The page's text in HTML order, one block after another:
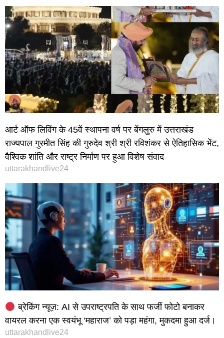
आर्ट ऑफ लिविंग के 45वें स्थापना वर्ष पर बेंगलुरु में उत्तराखंड
राज्यपाल गुरमीत सिंह की गुरुदेव श्री श्री रविशंकर से ऐतिहासिक भेंट,
वैश्विक शांति और राष्ट्र निर्माण पर हुआ विशेष संवाद
uttarakhandlive24
ब्रेकिंग न्यूज़: AI से उपराष्ट्रपति के साथ फर्जी फोटो बनाकर
वायरल करना एक स्वयंभू ‘महाराज’ को पड़ा महंगा, मुकदमा हुआ दर्ज।
uttarakhandlive24